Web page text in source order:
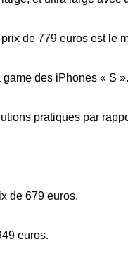
de 779 euros est le
game des iPhones « S ».
pratiques par
de 679 euros.
euros.